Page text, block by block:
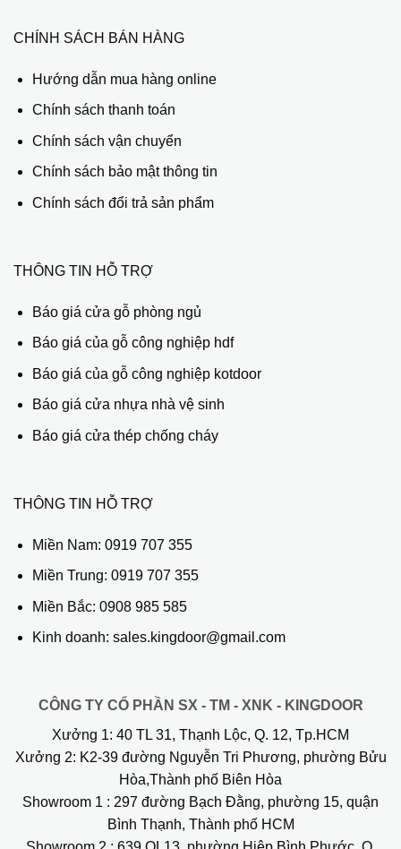
CHÍNH SÁCH BÁN HÀNG
Hướng dẫn mua hàng online
Chính sách thanh toán
Chính sách vận chuyển
Chính sách bảo mật thông tin
Chính sách đổi trả sản phẩm
THÔNG TIN HỖ TRỢ
Báo giá cửa gỗ phòng ngủ
Báo giá của gỗ công nghiệp hdf
Báo giá của gỗ công nghiệp kotdoor
Báo giá cửa nhựa nhà vệ sinh
Báo giá cửa thép chống cháy
THÔNG TIN HỖ TRỢ
Miền Nam: 0919 707 355
Miền Trung: 0919 707 355
Miền Bắc: 0908 985 585
Kinh doanh: sales.kingdoor@gmail.com
CÔNG TY CỔ PHẦN SX - TM - XNK - KINGDOOR
Xưởng 1: 40 TL 31, Thạnh Lộc, Q. 12, Tp.HCM
Xưởng 2: K2-39 đường Nguyễn Tri Phương, phường Bửu
Hòa,Thành phố Biên Hòa
Showroom 1 : 297 đường Bạch Đằng, phường 15, quận
Bình Thạnh, Thành phố HCM